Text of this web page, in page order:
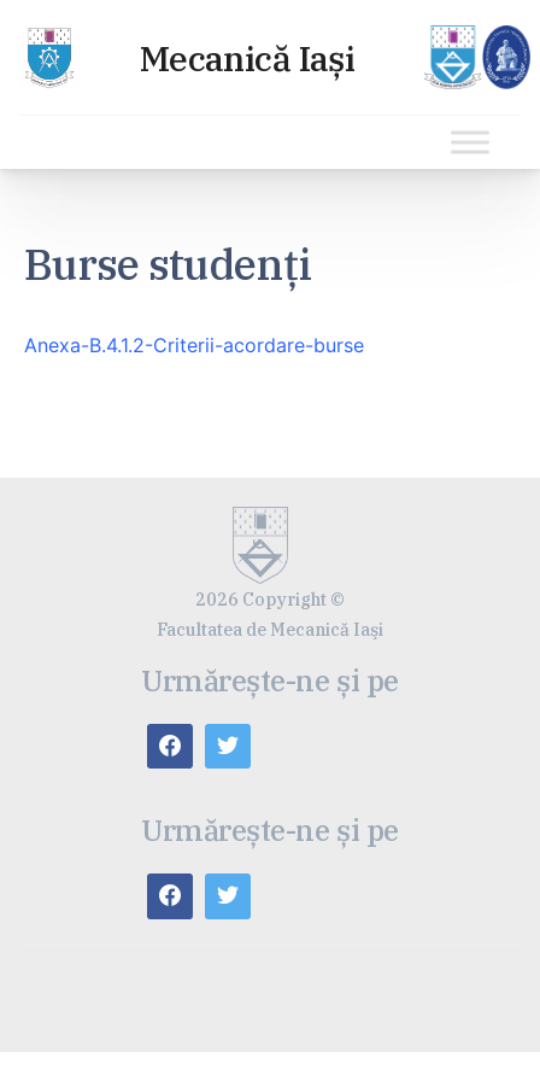
conținut
Burse studenți
Anexa-B.4.1.2-Criterii-acordare-burse
2026 Copyright ©
Facultatea de Mecanică Iaşi
Urmărește-ne și pe
Urmărește-ne și pe